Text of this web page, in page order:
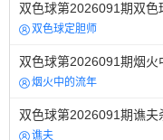
双色球第2026091期双色
双色球定胆师
双色球第2026091期烟
烟火中的流年
双色球第2026091期谯
谯夫